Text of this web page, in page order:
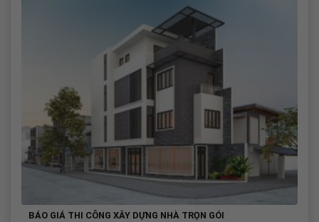
BÁO GIÁ THI CÔNG XÂY DỰNG NHÀ TRỌN GÓI